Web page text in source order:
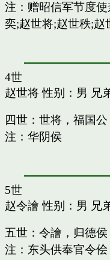
注：赠昭信军节度
奕;赵世将;赵世秩;赵
4世
赵世将性别：男 兄
四世：世将，福国公
注：华阴侯
5世
赵令譮 性别：男 兄
五世：令譮，归德侯
注：东头供奉官令